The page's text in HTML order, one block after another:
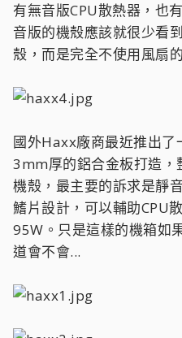
有無音版CPU散熱器，也
音版的機殼應該就很少看
殼，而是完全不使用風扇
國外Haxx廠商最近推出了
3mm厚的鋁合金板打造，
機殼，最主要的訴求是靜
鰭片設計，可以輔助CPU
95W。只是這樣的機箱如
道會不會...